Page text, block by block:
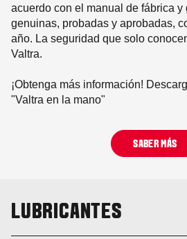
acuerdo con el manual de fábrica y
genuinas, probadas y aprobadas,
año. La seguridad que solo
Valtra.
¡Obtenga más información!
"Valtra en la mano"
SABER MÁS
LUBRICANTES